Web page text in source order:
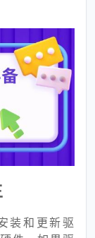
装和更新驱